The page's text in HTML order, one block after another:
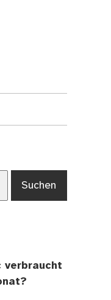
verbraucht